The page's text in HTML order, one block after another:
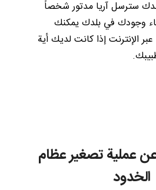
سترسل آريا مدتور شخصاً
وجودك في بلدك يمكنك
الإنترنت إذا كانت لديك أية
عملية تصغير عظام
الخدود